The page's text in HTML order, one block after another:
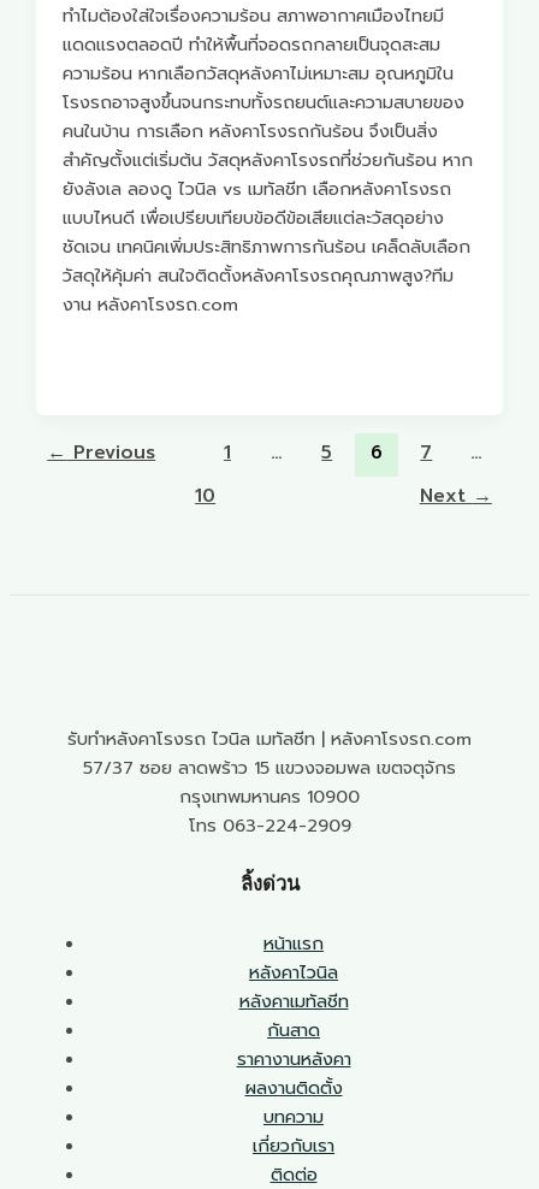
ทำไมต้องใส่ใจเรื่องความร้อน สภาพอากาศเมืองไทยมี
แดดแรงตลอดปี ทำให้พื้นที่จอดรถกลายเป็นจุดสะสม
ความร้อน หากเลือกวัสดุหลังคาไม่เหมาะสม อุณหภูมิใน
โรงรถอาจสูงขึ้นจนกระทบทั้งรถยนต์และความสบายของ
คนในบ้าน การเลือก หลังคาโรงรถกันร้อน จึงเป็นสิ่ง
สำคัญตั้งแต่เริ่มต้น วัสดุหลังคาโรงรถที่ช่วยกันร้อน หาก
ยังลังเล ลองดู ไวนิล vs เมทัลชีท เลือกหลังคาโรงรถ
แบบไหนดี เพื่อเปรียบเทียบข้อดีข้อเสียแต่ละวัสดุอย่าง
ชัดเจน เทคนิคเพิ่มประสิทธิภาพการกันร้อน เคล็ดลับเลือก
วัสดุให้คุ้มค่า สนใจติดตั้งหลังคาโรงรถคุณภาพสูง?ทีม
งาน หลังคาโรงรถ.com
← Previous 1 … 5 6 7
…
10
Next→
รับทำหลังคาโรงรถ ไวนิล เมทัลชีท | หลังคาโรงรถ.com
57/37 ซอย ลาดพร้าว 15 แขวงจอมพล เขตจตุจักร
กรุงเทพมหานคร 10900
โทร 063-224-2909
ลิ้งด่วน
หน้าแรก
หลังคาไวนิล
หลังคาเมทัลชีท
กันสาด
ราคางานหลังคา
ผลงานติดตั้ง
บทความ
เกี่ยวกับเรา
ติดต่อ